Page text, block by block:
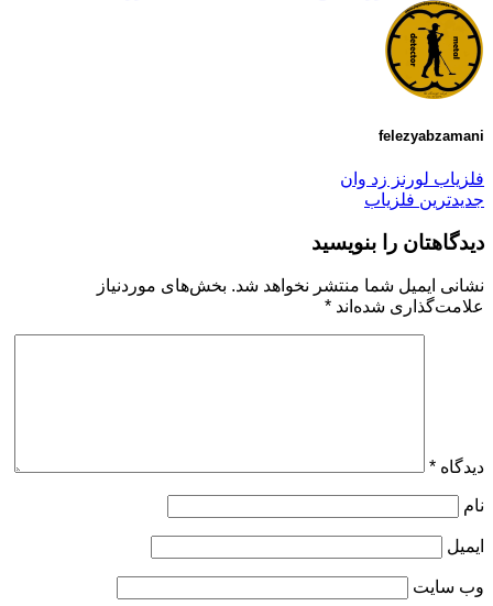
felezyabzamani
فلزیاب لورنز زد وان
جدیدترین فلزیاب
دیدگاهتان را بنویسید
نشانی ایمیل شما منتشر نخواهد شد. بخش‌های موردنیاز
علامت‌گذاری شده‌اند *
دیدگاه *
نام
ایمیل
وب‌ سایت